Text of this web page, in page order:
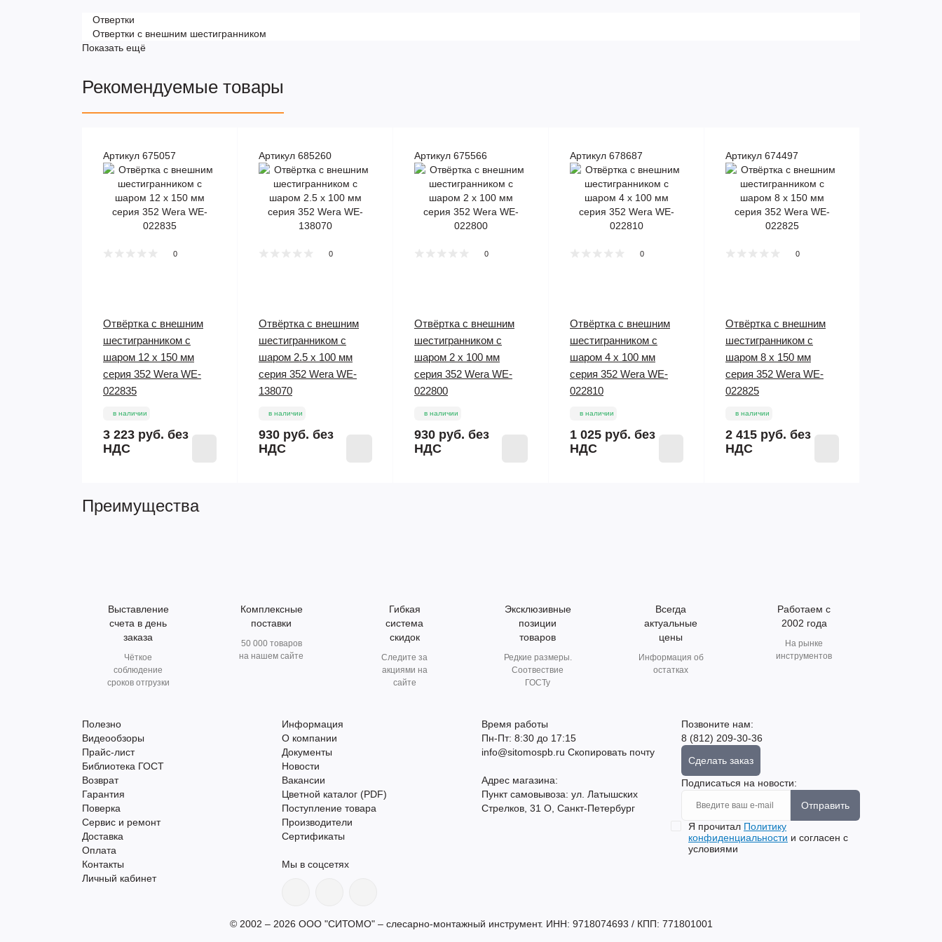
Отвертки
Отвертки с внешним шестигранником
Показать ещё
Рекомендуемые товары
Артикул 675057
0
Отвёртка с внешним
шестигранником с
шаром 12 x 150 мм
серия 352 Wera WE-
022835
в наличии
3 223 руб. без
НДС
Артикул 685260
0
Отвёртка с внешним
шестигранником с
шаром 2.5 x 100 мм
серия 352 Wera WE-
138070
в наличии
930 руб. без
НДС
Артикул 675566
0
Отвёртка с внешним
шестигранником с
шаром 2 x 100 мм
серия 352 Wera WE-
022800
в наличии
930 руб. без
НДС
Артикул 678687
0
Отвёртка с внешним
шестигранником с
шаром 4 x 100 мм
серия 352 Wera WE-
022810
в наличии
1 025 руб. без
НДС
Артикул 674497
0
Отвёртка с внешним
шестигранником с
шаром 8 x 150 мм
серия 352 Wera WE-
022825
в наличии
2 415 руб. без
НДС
Преимущества
Выставление
счета в день
заказа
Чёткое
соблюдение
сроков отгрузки
Комплексные
поставки
50 000 товаров
на нашем сайте
Гибкая
система
скидок
Следите за
акциями на
сайте
Эксклюзивные
позиции
товаров
Редкие размеры.
Соотвествие
ГОСТу
Всегда
актуальные
цены
Информация об
остатках
Работаем с
2002 года
На рынке
инструментов
Полезно
Видеообзоры
Прайс-лист
Библиотека ГОСТ
Возврат
Гарантия
Поверка
Сервис и ремонт
Доставка
Оплата
Контакты
Личный кабинет
Информация
О компании
Документы
Новости
Вакансии
Цветной каталог (PDF)
Поступление товара
Производители
Сертификаты
Мы в соцсетях
Время работы
Пн-Пт: 8:30 до 17:15
info@sitomospb.ru Скопировать почту
Адрес магазина:
Пункт самовывоза: ул. Латышских
Стрелков, 31 О, Санкт-Петербург
Позвоните нам:
8 (812) 209-30-36
Сделать заказ
Подписаться на новости:
Отправить
Я прочитал Политику
конфиденциальности и согласен с
условиями
© 2002 – 2026 ООО "СИТОМО" – слесарно-монтажный инструмент. ИНН: 9718074693 / КПП: 771801001